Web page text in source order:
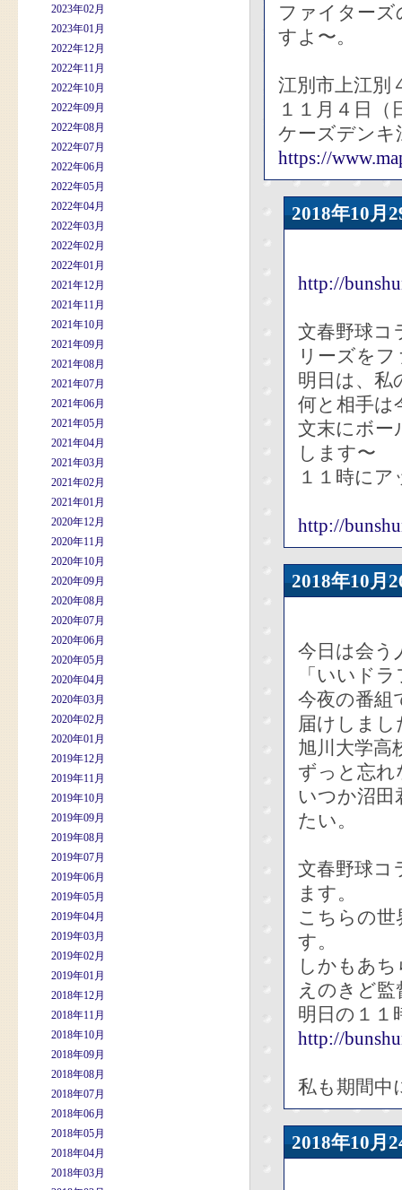
2023年02月
2023年01月
2022年12月
2022年11月
2022年10月
2022年09月
2022年08月
2022年07月
2022年06月
2022年05月
2022年04月
2022年03月
2022年02月
2022年01月
2021年12月
2021年11月
2021年10月
2021年09月
2021年08月
2021年07月
2021年06月
2021年05月
2021年04月
2021年03月
2021年02月
2021年01月
2020年12月
2020年11月
2020年10月
2020年09月
2020年08月
2020年07月
2020年06月
2020年05月
2020年04月
2020年03月
2020年02月
2020年01月
2019年12月
2019年11月
2019年10月
2019年09月
2019年08月
2019年07月
2019年06月
2019年05月
2019年04月
2019年03月
2019年02月
2019年01月
2018年12月
2018年11月
2018年10月
2018年09月
2018年08月
2018年07月
2018年06月
2018年05月
2018年04月
2018年03月
ファイター
すよ〜。
江別市上江別
１１月４日（
ケーズデンキ
https://
2018年10
http://
文春野球コ
リーズを
明日は、私
何と相手は
文末にボー
します〜
１１時に
http://
2018年10
今日は会う
「いいド
今夜の番組
届けしまし
旭川大学高
ずっと忘
いつか沼田
たい。
文春野球コ
ます。
こちらの
す。
しかもあ
えのきど
明日の１
http://
私も期間
2018年10